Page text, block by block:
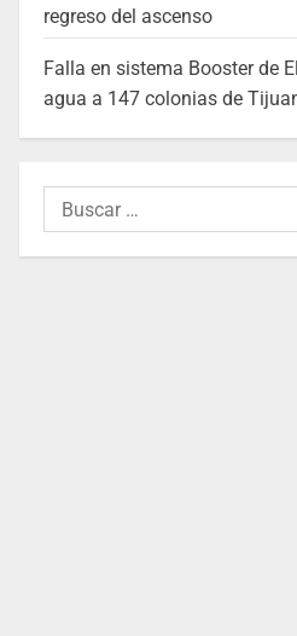
regreso del ascenso
Falla en sistema Booster de
agua a 147 colonias de